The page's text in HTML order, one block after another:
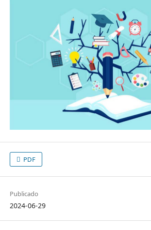
PDF
Publicado
2024-06-29